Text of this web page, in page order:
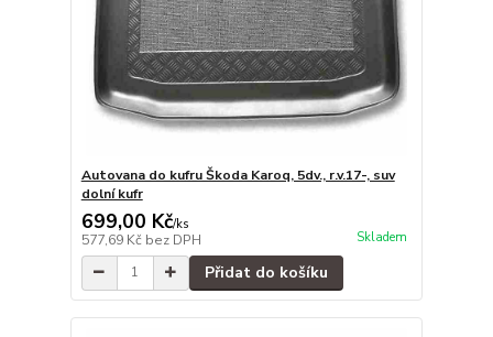
Autovana do kufru Škoda Karoq, 5dv., r.v.17-, suv
dolní kufr
699,00 Kč/ks
577,69 Kč bez DPH Skladem
Přidat do košíku